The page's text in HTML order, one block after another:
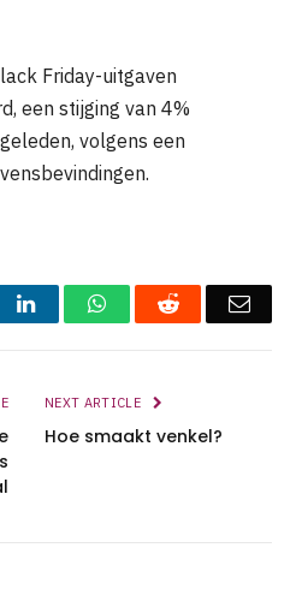
Friday-uitgaven
een stijging van 4%
volgens een
LinkedInWhatsAppReddit
NEXT ARTICLE
Hoe smaakt venkel?